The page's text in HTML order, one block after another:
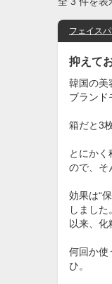
フェイス
抑えて
韓国の美
ブランド
箱だと3
とにか
ので、そ
効果は“
しました。
以来、化
何回か使
ひ。